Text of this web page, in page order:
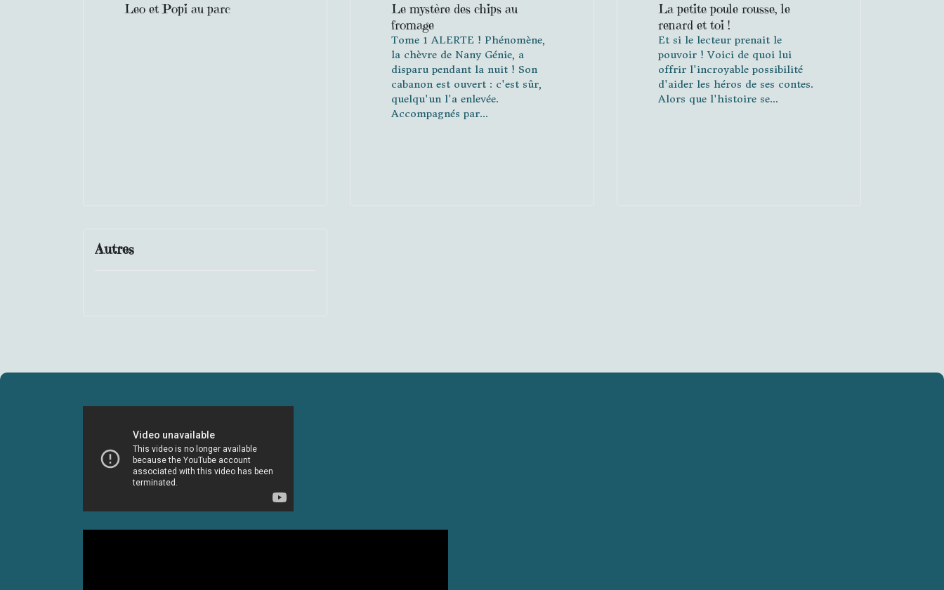
Leo et Popi au parc
Le mystère des chips au
fromage
Tome 1 ALERTE ! Phénomène,
la chèvre de Nany Génie, a
disparu pendant la nuit ! Son
cabanon est ouvert : c'est sûr,
quelqu'un l'a enlevée.
Accompagnés par...
La petite poule rousse, le
renard et toi !
Et si le lecteur prenait le
pouvoir ! Voici de quoi lui
offrir l'incroyable possibilité
d'aider les héros de ses contes.
Alors que l'histoire se...
Autres